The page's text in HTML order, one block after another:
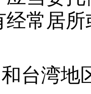
常居
台湾地